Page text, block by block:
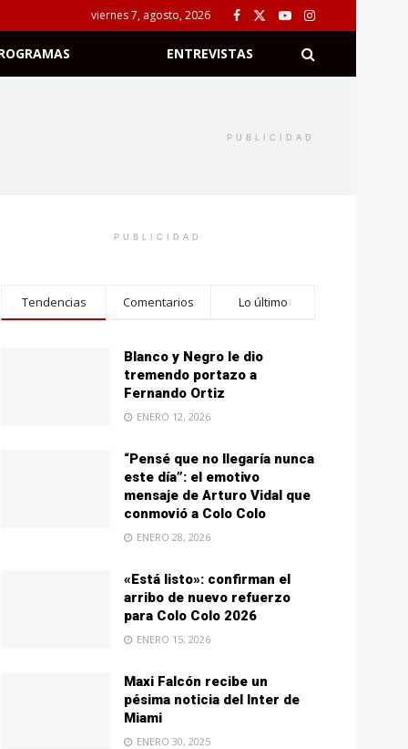
viernes 7, agosto, 2026
ENTREVISTAS
PUBLICIDAD
PUBLICIDAD
Tendencias Comentarios Lo último
Blanco y Negro le dio
tremendo portazo a
Fernando Ortiz
ENERO 12, 2026
“Pensé que no llegaría nunca
este día”: el emotivo
mensaje de Arturo Vidal que
conmovió a Colo Colo
ENERO 28, 2026
«Está listo»: confirman el
arribo de nuevo refuerzo
para Colo Colo 2026
ENERO 15, 2026
Maxi Falcón recibe un
pésima noticia del Inter de
Miami
ENERO 30, 2025